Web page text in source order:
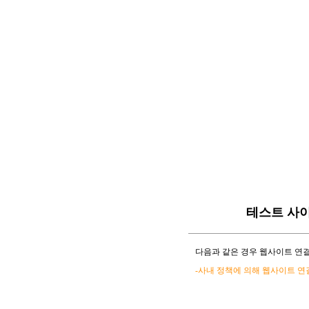
테스트 사
다음과 같은 경우 웹사이트 연
-사내 정책에 의해 웹사이트